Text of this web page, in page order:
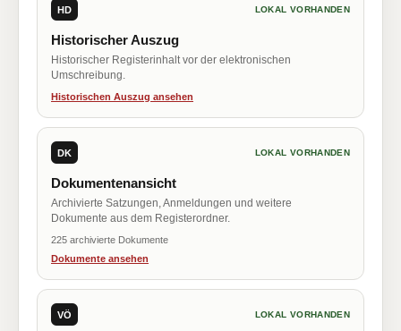
HD LOKAL VORHANDEN
Historischer Auszug
Historischer Registerinhalt vor der elektronischen
Umschreibung.
Historischen Auszug ansehen
DK LOKAL VORHANDEN
Dokumentenansicht
Archivierte Satzungen, Anmeldungen und weitere
Dokumente aus dem Registerordner.
225 archivierte Dokumente
Dokumente ansehen
VÖ LOKAL VORHANDEN